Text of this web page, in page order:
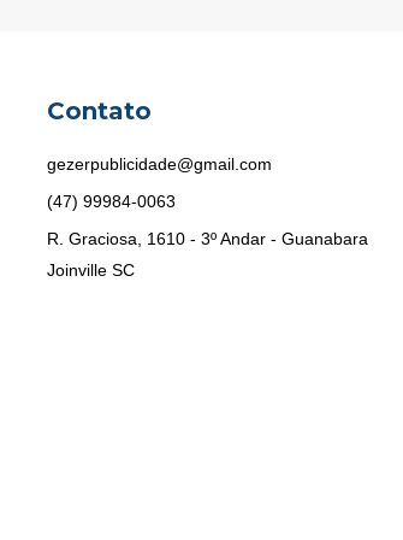
Contato
gezerpublicidade@gmail.com
(47) 99984-0063
R. Graciosa, 1610 - 3º Andar - Guanabara
Joinville SC